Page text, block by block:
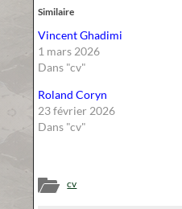
Similaire
Vincent Ghadimi
1 mars 2026
Dans "cv"
Roland Coryn
23 février 2026
Dans "cv"
cv